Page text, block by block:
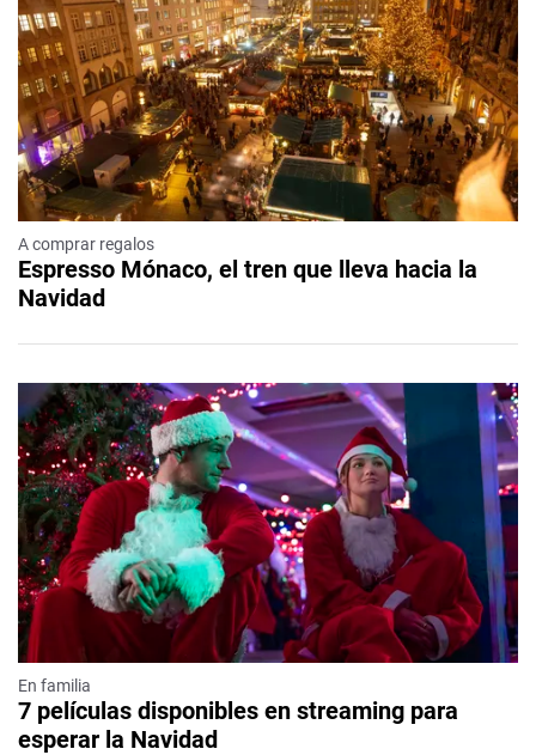
A comprar regalos
Espresso Mónaco, el tren que lleva hacia la
Navidad
En familia
7 películas disponibles en streaming para
esperar la Navidad